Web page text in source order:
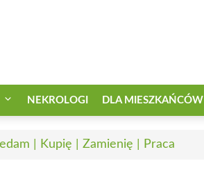
NEKROLOGI DLA MIESZKAŃCÓW
| Kupię | Zamienię | Praca